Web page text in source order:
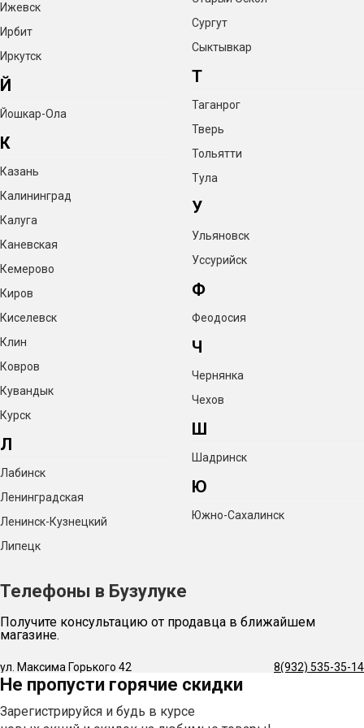
Хватит, чтобы обеспечить запасами целую семью
Для готовки можно использовать банки разных
объемов— конструкция аппарата это позволяет.
Крышки тоже можно использовать разные.
Идеален для самогоноварения
Добавьте колонну и создавайте напитки любой
Отличная устойчивость за счёт большого диаметра
(35 см)
. С такой опорой вы сможете спокойно работать
даже с высокими колоннами — бак стоит уверенно, а
вероятность опрокидывания исключена.
Простой слив жидкости через сливной кран
не придётся напрягаться и переворачивать полный бак
— все остатки после перегонки легко уходят через кран
в нижней части.
Предусмотрено отверстие под ТЭН для
продуктивной перегонки . Установите трубчатый
электросети.
Ижевск
Ирбит
Иркутск
Й
Йошкар-Ола
К
Казань
Калининград
Калуга
Каневская
Кемерово
Киров
Киселевск
Клин
Ковров
Кувандык
Курск
Л
Лабинск
Ленинградская
Ленинск-Кузнецкий
Липецк
Сургут
Сыктывкар
Т
Таганрог
Тверь
Тольятти
Тула
У
Ульяновск
Уссурийск
Ф
Феодосия
Ч
Чернянка
Чехов
Ш
Шадринск
Ю
Южно-Сахалинск
Телефоны в Бузулуке
Получите консультацию от продавца в ближайшем
магазине.
ул. Максима Горького 42 8(932) 535-35-14
Не пропусти горячие скидки
Зарегистрируйся и будь в курсе